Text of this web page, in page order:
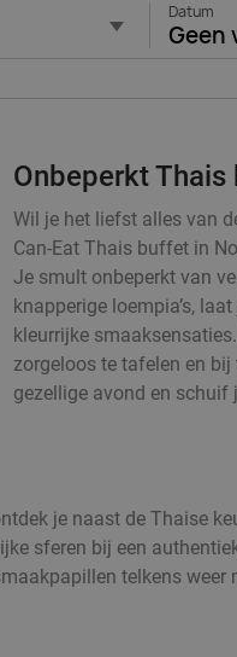
Datum
Geen
Onbeperkt
Wil je het liefst alles van
Can-Eat Thais buffet in
Je smult onbeperkt van
knapperige loempia’s,
kleurrijke
zorgeloos te tafelen en
gezellige avond en
je naast de Thaise
sferen bij een
telkens weer